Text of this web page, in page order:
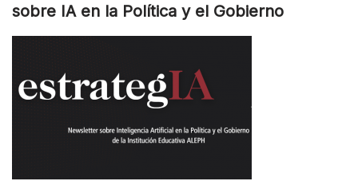
sobre IA en la Política y el Gobierno